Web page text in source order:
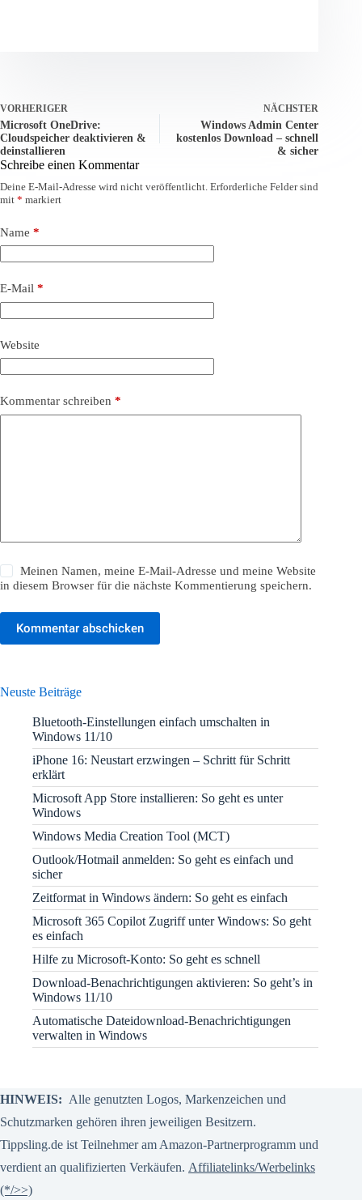
VORHERIGER
Microsoft OneDrive:
Cloudspeicher deaktivieren &
deinstallieren
NÄCHSTER
Windows Admin Center
kostenlos Download – schnell
& sicher
Schreibe einen Kommentar
Deine E-Mail-Adresse wird nicht veröffentlicht. Erforderliche Felder sind
mit * markiert
Name *
E-Mail *
Website
Kommentar schreiben *
Meinen Namen, meine E-Mail-Adresse und meine Website
in diesem Browser für die nächste Kommentierung speichern.
Kommentar abschicken
Neuste Beiträge
Bluetooth-Einstellungen einfach umschalten in
Windows 11/10
iPhone 16: Neustart erzwingen – Schritt für Schritt
erklärt
Microsoft App Store installieren: So geht es unter
Windows
Windows Media Creation Tool (MCT)
Outlook/Hotmail anmelden: So geht es einfach und
sicher
Zeitformat in Windows ändern: So geht es einfach
Microsoft 365 Copilot Zugriff unter Windows: So geht
es einfach
Hilfe zu Microsoft-Konto: So geht es schnell
Download-Benachrichtigungen aktivieren: So geht’s in
Windows 11/10
Automatische Dateidownload-Benachrichtigungen
verwalten in Windows
HINWEIS: Alle genutzten Logos, Markenzeichen und
Schutzmarken gehören ihren jeweiligen Besitzern.
Tippsling.de ist Teilnehmer am Amazon-Partnerprogramm und
verdient an qualifizierten Verkäufen. Affiliatelinks/Werbelinks
(*/>>)